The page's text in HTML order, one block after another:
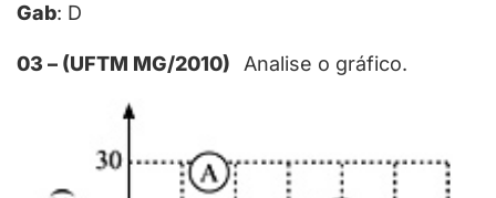
Gab: D
03 – (UFTM MG/2010) Analise o gráfico.